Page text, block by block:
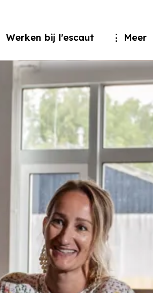
Werken bij l'escaut Meer